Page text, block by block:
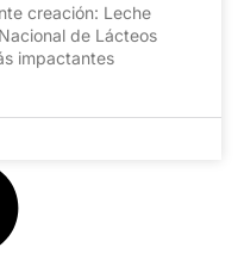
creación: Leche
de Lácteos
impactantes